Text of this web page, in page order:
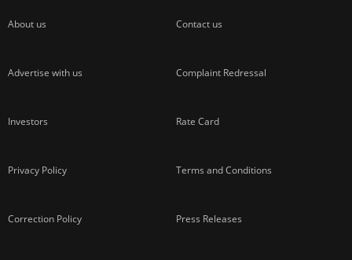
About us Contact us
Advertise with us Complaint Redressal
Investors Rate Card
Privacy Policy Terms and Conditions
Correction Policy Press Releases